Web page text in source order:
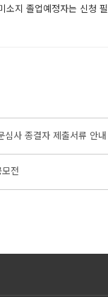
소지 졸업예정자는 신청
사 종결자 제출서류 안내
전